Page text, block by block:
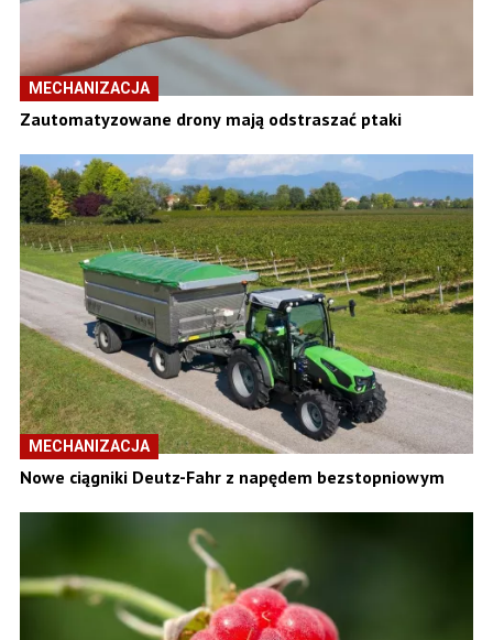
MECHANIZACJA
Zautomatyzowane drony mają odstraszać ptaki
MECHANIZACJA
Nowe ciągniki Deutz-Fahr z napędem bezstopniowym